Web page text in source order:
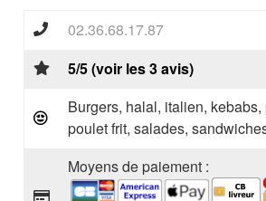
02.36.68.17.87
5/5 (voir les 3 avis)
Burgers, halal, italien,
poulet frit, salades,
Moyens de paiement :